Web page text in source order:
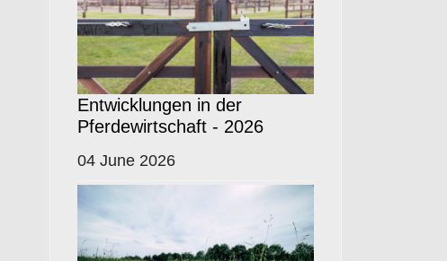
Entwicklungen in der
Pferdewirtschaft - 2026
04 June 2026